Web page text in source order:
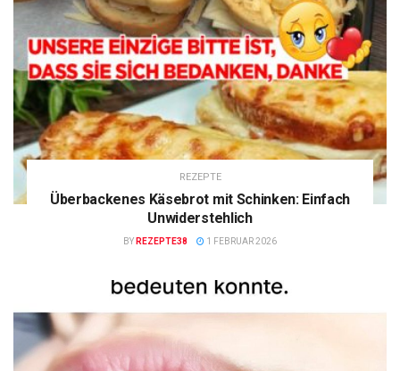
REZEPTE
Überbackenes Käsebrot mit Schinken: Einfach
Unwiderstehlich
BY REZEPTE38 1 FEBRUAR 2026